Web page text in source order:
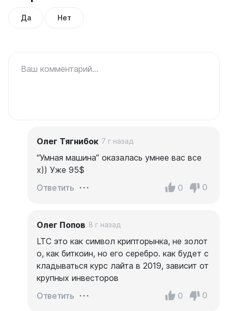
Да Нет
Ваш комментарий...
Олег Тягнибок 7 г назад
“Умная машина” оказалась умнее вас все
х)) Уже 95$
Ответить
0 0
Олег Попов 8 г назад
LTC это как символ крипторынка, не золот
о, как биткоин, но его серебро. как будет с
кладываться курс лайта в 2019, зависит от
крупных инвесторов
Ответить
0 0